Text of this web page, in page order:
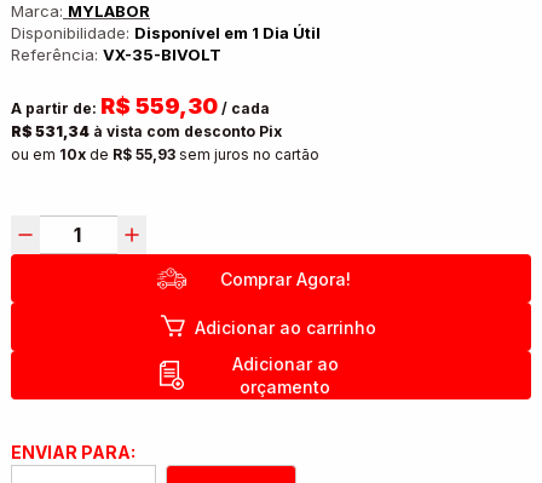
Marca: MYLABOR
Disponibilidade: Disponível em 1 Dia Útil
Referência: VX-35-BIVOLT
A partir de: R$ 559,30/ cada
R$ 531,34à vista com desconto Pix
ou em 10xde R$ 55,93sem juros no cartão
Comprar Agora!
Adicionar ao carrinho
Adicionar ao
orçamento
ENVIAR PARA: